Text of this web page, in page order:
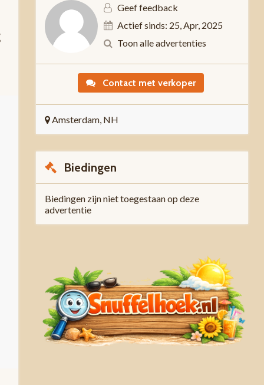
Geef feedback
Actief sinds: 25, Apr, 2025
Toon alle advertenties
Contact met verkoper
Amsterdam, NH
Biedingen
Biedingen zijn niet toegestaan op deze
advertentie